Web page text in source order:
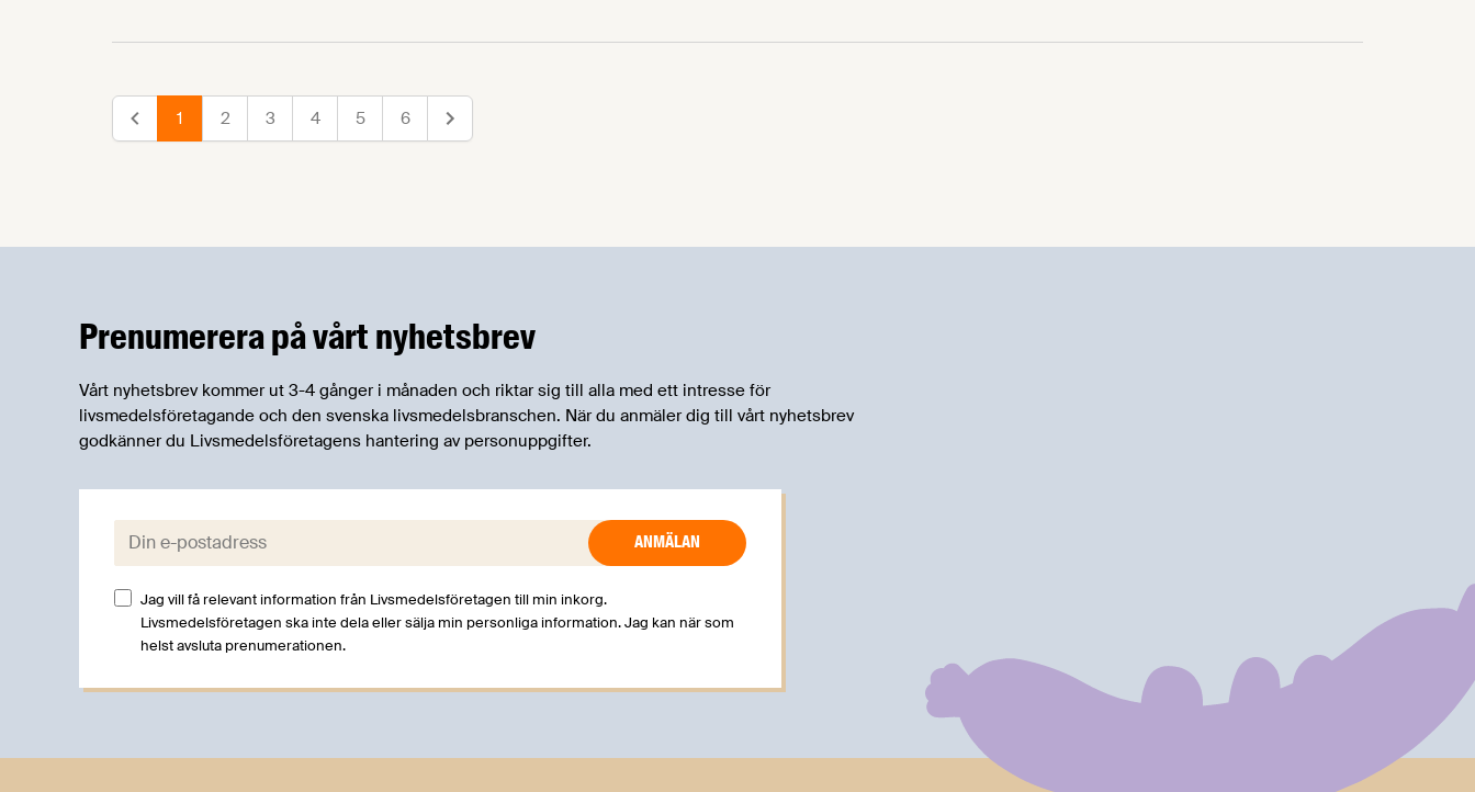
Föregående
1 2 3 4 5 6 Nästa
Prenumerera på vårt nyhetsbrev
Vårt nyhetsbrev kommer ut 3-4 gånger i månaden och riktar sig till alla med ett intresse för
livsmedelsföretagande och den svenska livsmedelsbranschen. När du anmäler dig till vårt nyhetsbrev
godkänner du Livsmedelsföretagens hantering av personuppgifter.
E-post:
Jag vill få relevant information från Livsmedelsföretagen till min inkorg.
Livsmedelsföretagen ska inte dela eller sälja min personliga information. Jag kan när som
helst avsluta prenumerationen.